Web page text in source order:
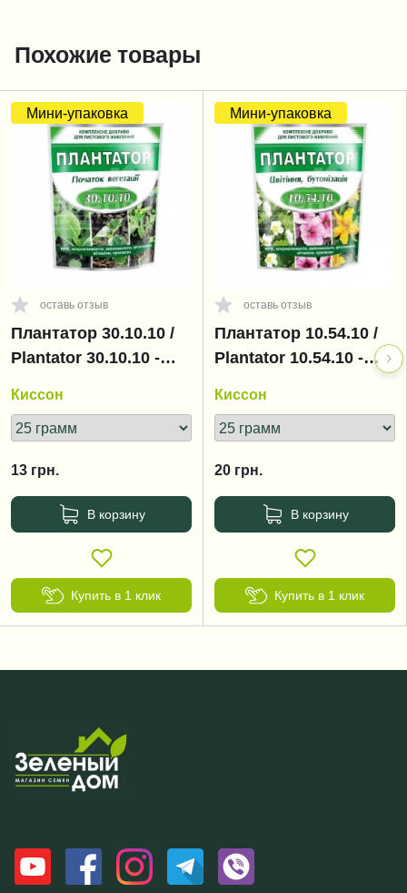
Похожие товары
Мини-упаковка
оставь отзыв
Плантатор 30.10.10 /
Plantator 30.10.10 -
Киссон
13 грн.
В корзину
Купить в 1 клик
Мини-упаковка
оставь отзыв
Плантатор 10.54.10 /
Plantator 10.54.10 -
Киссон
20 грн.
В корзину
Купить в 1 клик